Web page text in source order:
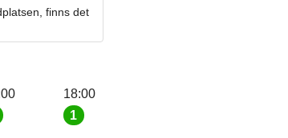
finns det
18:00
1